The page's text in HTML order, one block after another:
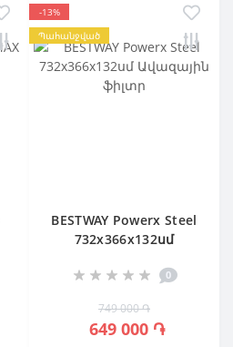
-13%
Պահանջված
BESTWAY Powerx Steel
732х366х132սմ
0
749 000 ֏
649 000 ֏